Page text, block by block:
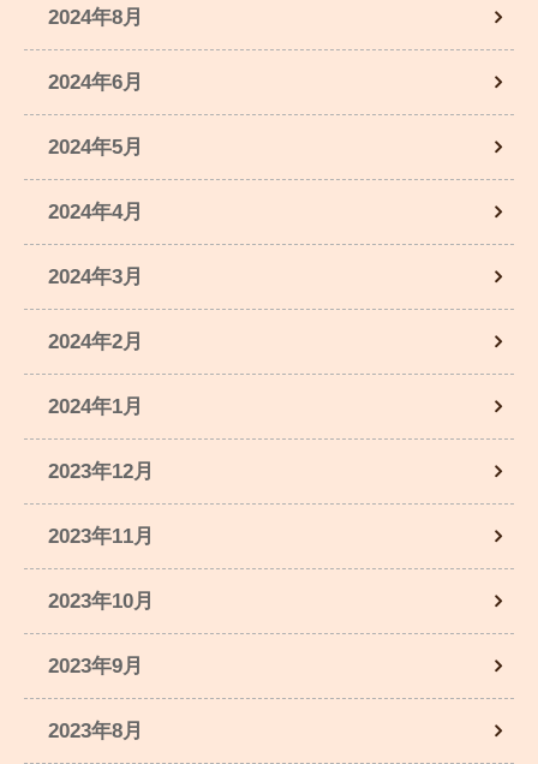
2024年8月
2024年6月
2024年5月
2024年4月
2024年3月
2024年2月
2024年1月
2023年12月
2023年11月
2023年10月
2023年9月
2023年8月